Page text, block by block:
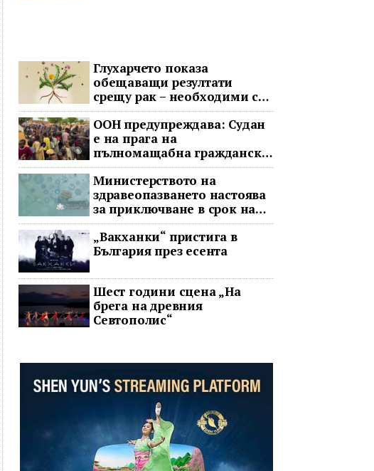
Глухарчето показа
обещаващи резултати
срещу рак – необходими са
изпитания с хора
ООН предупреждава: Судан
е на прага на
пълномащабна гражданска
война
Министерството на
здравеопазването настоява
за приключване в срок на
два ключови строителни
проекта
„Вакханки“ пристига в
България през есента
Шест години сцена „На
брега на древния
Севтополис“